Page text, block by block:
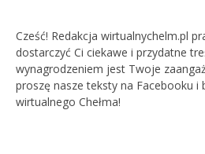
Cześć! Redakcja wirtualnychelm.pl
dostarczyć Ci ciekawe i przydatne
wynagrodzeniem jest Twoje
proszę nasze teksty na Facebooku i
wirtualnego Chełma!